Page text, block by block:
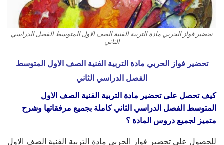
تحضير فواز الحربي مادة التربية الفنية الصف الاول المتوسط الفصل الدراسي
الثاني
تحضير فواز الحربي مادة التربية الفنية الصف الاول المتوسط
الفصل الدراسي الثاني
كيف تحصل على تحضير مادة التربية الفنية الصف الاول
المتوسط الفصل الدراسي الثانيكاملة بجميع مرفقاتها وشرح
متميز لجميع دروس المادة ؟
للحصول على تحضير فواز الحربي مادة التربية الفنية الصف الاول